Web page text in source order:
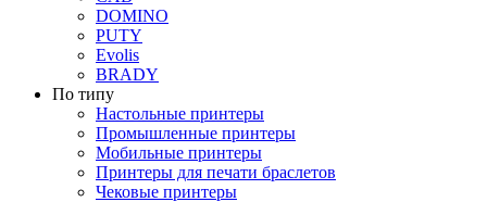
DOMINO
PUTY
Evolis
BRADY
По типу
Настольные принтеры
Промышленные принтеры
Мобильные принтеры
Принтеры для печати браслетов
Чековые принтеры